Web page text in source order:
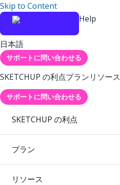
Skip to Content
Help
日本語
サポートに問い合わせる
SKETCHUP の利点プランリソース
サポートに問い合わせる
SKETCHUP の利点
プラン
リソース